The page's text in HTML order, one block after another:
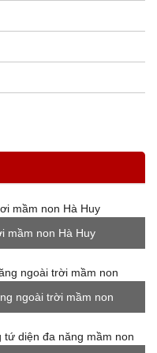
mầm non Hà Huy
ngoài trời mầm non